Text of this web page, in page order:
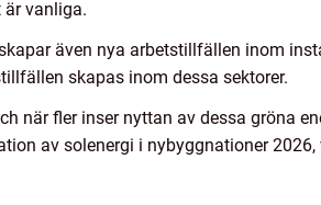
är vanliga.
även nya arbetstillfällen inom
skapas inom dessa sektorer.
när fler inser nyttan av dessa gröna
av solenergi i nybyggnationer